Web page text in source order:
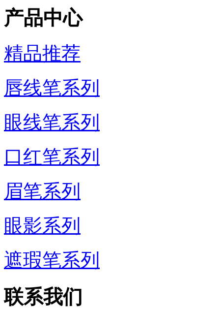
产品中心
精品推荐
唇线笔系列
眼线笔系列
口红笔系列
眉笔系列
眼影系列
遮瑕笔系列
联系我们